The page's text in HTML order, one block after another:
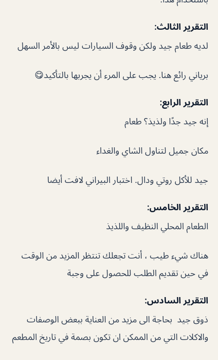
التقرير الثالث:
لديه طعام جيد ولكن وقوف السيارات ليس بالأمر السهل
برياني رائع هنا. يجب على المرء أن يجربها بالتأكيد😋
التقرير الرابع:
إنه جيد جدًا ولذيذ؟ طعام
مكان جميل لتناول الشاي والغداء
جيد للأكل روتي ودال. اختبار البيراني لافت أيضا
التقرير الخامس:
الطعام المحلي النظيف واللذيذ
هناك شيء طيب ، أنت تجعلك تنتظر المزيد من الوقت
في حين تقديم الطلب للحصول على وجبة
التقرير السادس:
ذوق جيد بحاجة الى مزيد من العناية ببعض الوصفات
والاكلات التي من الممكن ان تكون بصمة في تاريخ المطعم